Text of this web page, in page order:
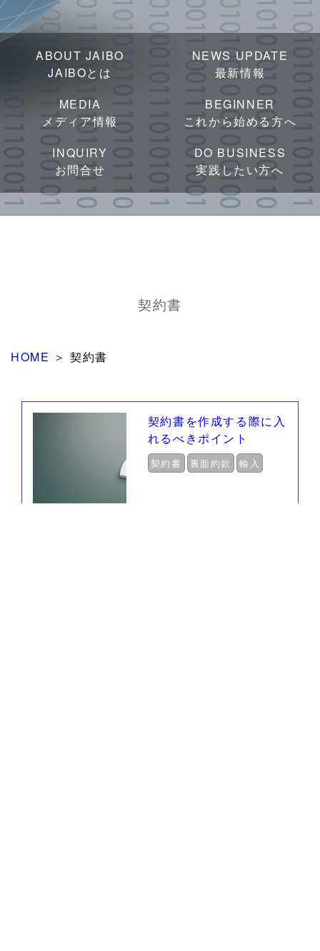
ABOUT JAIBO
JAIBOとは
NEWS UPDATE
最新情報
MEDIA
メディア情報
BEGINNER
これから始める方へ
INQUIRY
お問合せ
DO BUSINESS
実践したい方へ
契約書
HOME ＞契約書
契約書を作成する際に入
れるべきポイント
契約書 裏面約款 輸入